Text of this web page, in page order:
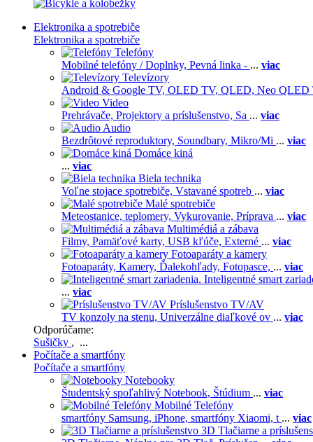
Elektronika a spotrebiče
Elektronika a spotrebiče
Telefóny
Mobilné telefóny / Doplnky, Pevná linka - ... viac
Televízory
Android & Google TV, OLED TV, QLED, Neo QLED
Video
Prehrávače, Projektory a príslušenstvo, Sa ... viac
Audio
Bezdrôtové reproduktory, Soundbary, Mikro/Mi ... viac
Domáce kiná
... viac
Biela technika
Voľne stojace spotrebiče, Vstavané spotreb ... viac
Malé spotrebiče
Meteostanice, teplomery, Vykurovanie, Príprava ... viac
Multimédiá a zábava
Filmy, Pamäťové karty, USB kľúče, Externé ... viac
Fotoaparáty a kamery
Fotoaparáty, Kamery, Ďalekohľady, Fotopasce, ... viac
Inteligentné smart
... viac
Príslušenstvo TV/AV
TV konzoly na stenu, Univerzálne diaľkové ov ... viac
Odporúčame:
Sušičky , ...
Počítače a smartfóny
Počítače a smartfóny
Notebooky
Študentský spoľahlivý Notebook, Štúdium ... viac
Mobilné Telefóny
smartfóny Samsung, iPhone, smartfóny Xiaomi, t ... viac
3D Tlačiarne a